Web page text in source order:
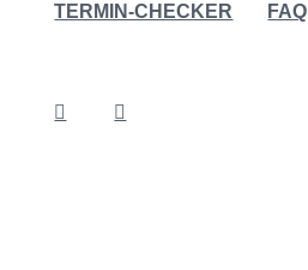
TERMIN-CHECKER FAQ